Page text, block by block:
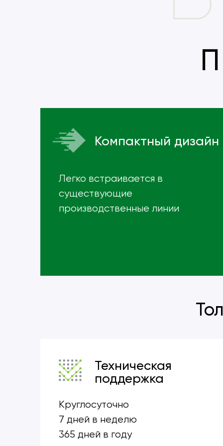
Компактный дизайн
Легко встраивается в
существующие
производственные линии
Техническая
поддержка
Круглосуточно
7 дней в неделю
365 дней в году